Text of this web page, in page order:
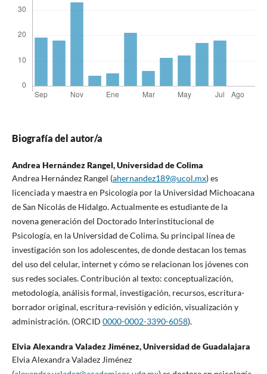
Biografía del autor/a
Andrea Hernández Rangel,Universidad de Colima
Andrea Hernández Rangel (ahernandez189@ucol.mx) es
licenciada y maestra en Psicología por la Universidad Michoacana
de San Nicolás de Hidalgo. Actualmente es estudiante de la
novena generación del Doctorado Interinstitucional de
Psicología, en la Universidad de Colima. Su principal línea de
investigación son los adolescentes, de donde destacan los temas
del uso del celular, internet y cómo se relacionan los jóvenes con
sus redes sociales. Contribución al texto: conceptualización,
metodología, análisis formal, investigación, recursos, escritura-
borrador original, escritura-revisión y edición, visualización y
administración. (ORCID 0000-0002-3390-6058).
Elvia Alexandra Valadez Jiménez,Universidad de Guadalajara
Elvia Alexandra Valadez Jiménez